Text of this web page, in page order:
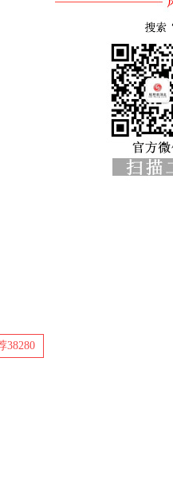
38280